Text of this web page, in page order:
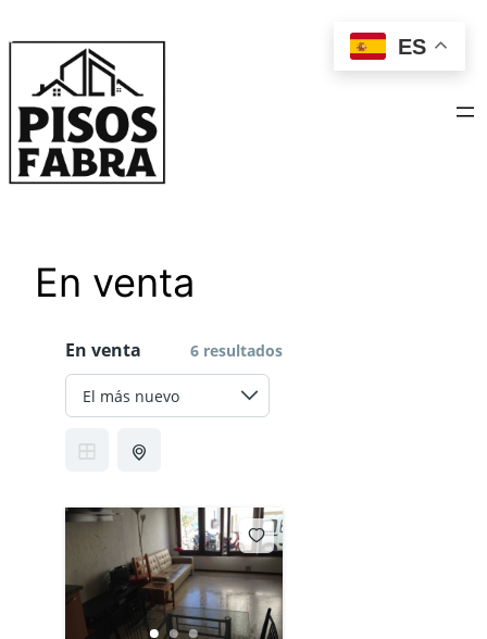
al
contenido
En venta
En venta 6 resultados
ES